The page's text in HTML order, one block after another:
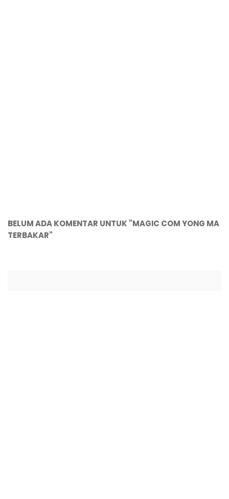
BELUM ADA KOMENTAR UNTUK "MAGIC COM YONG MA
TERBAKAR"